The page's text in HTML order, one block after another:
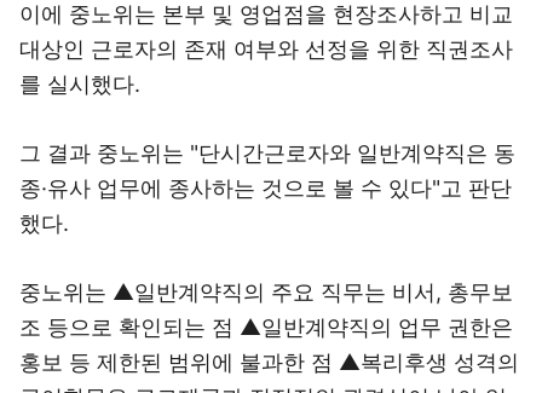
이에 중노위는 본부 및 영업점을 현장조사하고 비교
대상인 근로자의 존재 여부와 선정을 위한 직권조사
를 실시했다.
그 결과 중노위는 "단시간근로자와 일반계약직은 동
종·유사 업무에 종사하는 것으로 볼 수 있다"고 판단
했다.
중노위는 ▲일반계약직의 주요 직무는 비서, 총무보
조 등으로 확인되는 점 ▲일반계약직의 업무 권한은
홍보 등 제한된 범위에 불과한 점 ▲복리후생 성격의